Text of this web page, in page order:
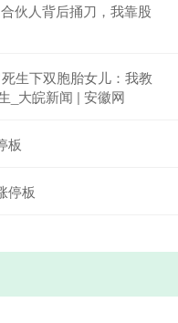
伙人背后捅刀，我靠股
生下双胞胎女儿：我教
_大皖新闻 | 安徽网
板
停板